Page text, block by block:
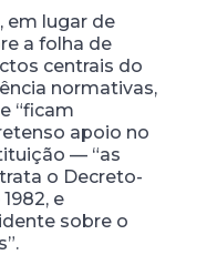
em lugar de
a folha de
centrais do
normativas,
“ficam
apoio no
— “as
o Decreto-
e
sobre o